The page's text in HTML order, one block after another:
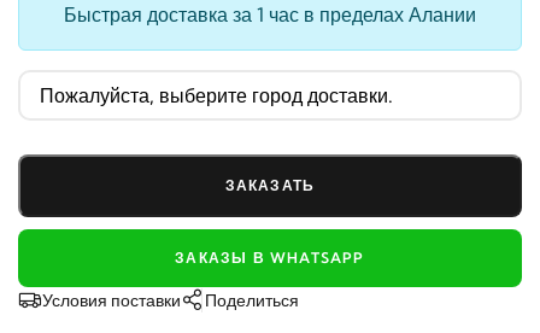
Быстрая доставка за 1 час в пределах Алании
ЗАКАЗАТЬ
ЗАКАЗЫ В WHATSAPP
Условия поставки Поделиться